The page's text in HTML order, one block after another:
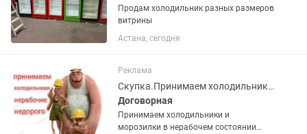
Продам холодильник разных размеров
витрины
Астана, сегодня
Реклама
Скупка.Принимаем холодильники и морозилки в нерабочем состоянии недорого
Договорная
Принимаем холодильники и
морозилки в нерабочем состоянии